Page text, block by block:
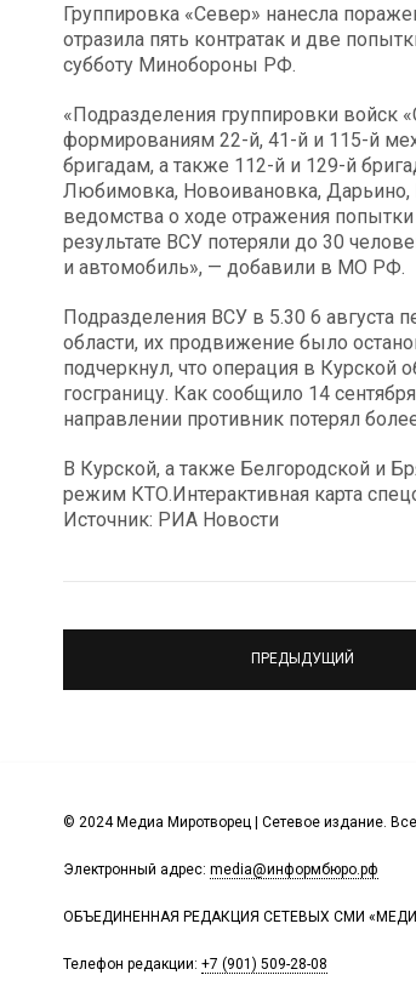
Группировка «Север» нанесла
отразила пять контратак и две
субботу Минобороны РФ.
«Подразделения группировки войск
формированиям 22-й, 41-й и 115-й
бригадам, а также 112-й и 129-й
Любимовка, Новоивановка, Дарьино,
ведомства о ходе отражения
результате ВСУ потеряли до 30
и автомобиль», — добавили в МО РФ.
Подразделения ВСУ в 5.30 6 августа
области, их продвижение было
подчеркнул, что операция в Курской
госграницу. Как сообщило 14
направлении противник потерял
В Курской, а также Белгородской и
режим КТО.Интерактивная карта
Источник: РИА Новости
ПРЕДЫДУЩИЙ
© 2024 Медиа Миротворец | Сетевое издание.
Электронный адрес: media@информбюро.рф
ОБЪЕДИНЕННАЯ РЕДАКЦИЯ СЕТЕВЫХ СМИ
Телефон редакции: +7 (901) 509-28-08